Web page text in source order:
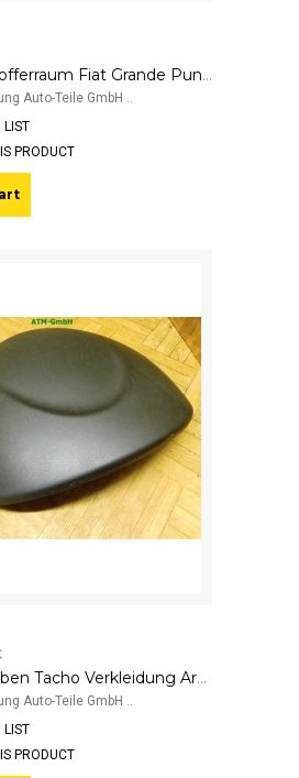
Abdeckung Kofferraum Fiat Grande Punto 3 199 hinten rechts
Auto-Teile GmbH ..
LIST
PRODUCT
Abdeckung Oben Tacho Verkleidung Armaturenbrett Fiat Grande Punto 199 735485892
Auto-Teile GmbH ..
LIST
PRODUCT